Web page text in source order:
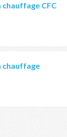
CFC
chauffage